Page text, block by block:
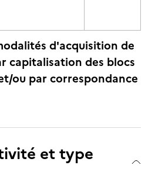
d'acquisition de
capitalisation des blocs
ou par correspondance
et type